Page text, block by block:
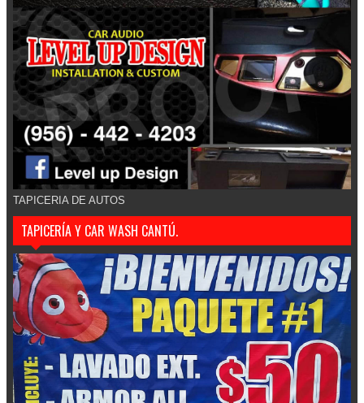
TAPICERIA DE AUTOS
TAPICERÍA Y CAR WASH CANTÚ.